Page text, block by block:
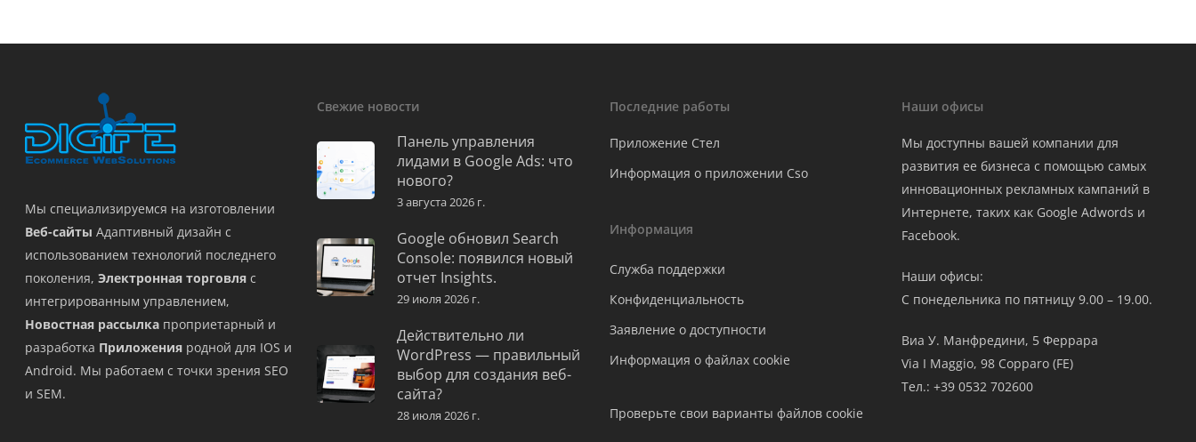
Мы специализируемся на изготовлении
Веб-сайты Адаптивный дизайн с
использованием технологий последнего
поколения, Электронная торговля с
интегрированным управлением,
Новостная рассылка проприетарный и
разработка Приложения родной для IOS и
Android. Мы работаем с точки зрения SEO
и SEM.
Свежие новости
Панель управления
лидами в Google Ads: что
нового?
3 августа 2026 г.
Google обновил Search
Console: появился новый
отчет Insights.
29 июля 2026 г.
Действительно ли
WordPress — правильный
выбор для создания веб-
сайта?
28 июля 2026 г.
Последние работы
Приложение Стел
Информация о приложении Cso
Информация
Служба поддержки
Конфиденциальность
Заявление о доступности
Информация о файлах cookie
Проверьте свои варианты файлов cookie
Наши офисы
Мы доступны вашей компании для
развития ее бизнеса с помощью самых
инновационных рекламных кампаний в
Интернете, таких как Google Adwords и
Facebook.
Наши офисы:
С понедельника по пятницу 9.00 – 19.00.
Виа У. Манфредини, 5 Феррара
Via I Maggio, 98 Copparo (FE)
Тел.: +39 0532 702600